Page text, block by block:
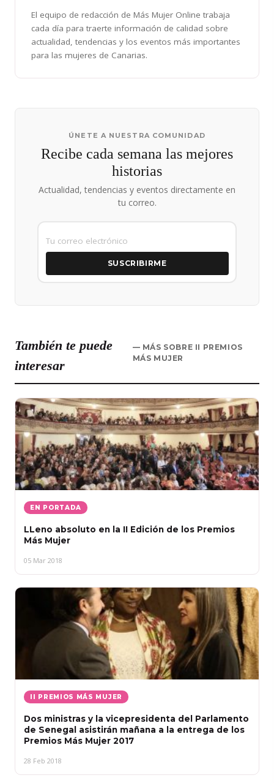
El equipo de redacción de Más Mujer Online trabaja
cada día para traerte información de calidad sobre
actualidad, tendencias y los eventos más importantes
para las mujeres de Canarias.
ÚNETE A NUESTRA COMUNIDAD
Recibe cada semana las mejores
historias
Actualidad, tendencias y eventos directamente en
tu correo.
SUSCRIBIRME
También te puede
interesar
— MÁS SOBRE II PREMIOS
MÁS MUJER
EN PORTADA
LLeno absoluto en la II Edición de los Premios
Más Mujer
05 Mar 2018
II PREMIOS MÁS MUJER
Dos ministras y la vicepresidenta del Parlamento
de Senegal asistirán mañana a la entrega de los
Premios Más Mujer 2017
28 Feb 2018